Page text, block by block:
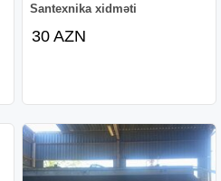
Santexnika xidməti
30 AZN